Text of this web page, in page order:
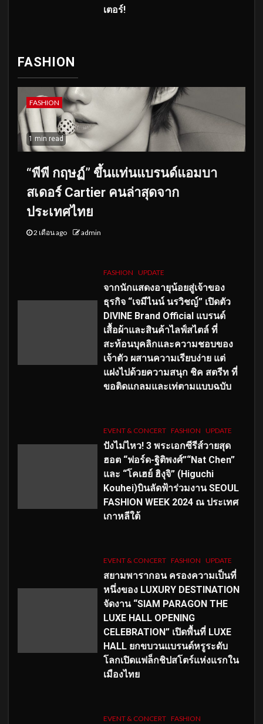
เตอร์!
FASHION
FASHION
1 min read
“พีพี กฤษฏ์” ขึ้นแท่นแบรนด์แอมบา
สเดอร์ Cartier คนล่าสุดจาก
ประเทศไทย
2 เดือน ago admin
FASHION UPDATE
จากนักแสดงอายุน้อยสู่เจ้าของ
ธุรกิจ “เจมีไนน์ นรวิชญ์” เปิดตัว
DIVINE Brand Official แบรนด์
เสื้อผ้าและสินค้าไลฟ์สไตล์ ที่
สะท้อนบุคลิกและความชอบของ
เจ้าตัว ผสานความเรียบง่าย แต่
แฝงไปด้วยความสนุก ชิค สตรีท ที่
ขอติดแกลมและเท่ตามแบบฉบับ
EVENT & CONCERT FASHION UPDATE
ปังไม่ไหว! 3 พระเอกซีรีส์วายสุด
ฮอต “ฟอร์ด-ฐิติพงศ์”“Nat Chen”
และ “โคเฮย์ ฮิงุจิ” (Higuchi
Kouhei)บินลัดฟ้าร่วมงาน SEOUL
FASHION WEEK 2024 ณ ประเทศ
เกาหลีใต้
EVENT & CONCERT FASHION UPDATE
สยามพารากอน ครองความเป็นที่
หนึ่งของ LUXURY DESTINATION
จัดงาน “SIAM PARAGON THE
LUXE HALL OPENING
CELEBRATION” เปิดพื้นที่ LUXE
HALL ยกขบวนแบรนด์หรูระดับ
โลกเปิดแฟล็กชิปสโตร์แห่งแรกใน
เมืองไทย
EVENT & CONCERT FASHION